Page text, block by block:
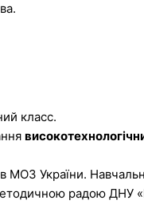
класс.
МОЗ України.
радою ДНУ